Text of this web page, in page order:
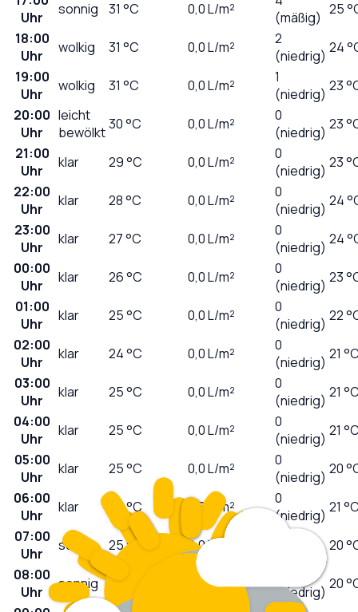
Uhr
sonnig 31 °C 0,0L/m²
(mäßig) 25
18:00
Uhr
wolkig 31 °C 0,0L/m²
2
(niedrig) 24
19:00
Uhr
wolkig 31 °C 0,0L/m²
1
(niedrig) 23
20:00
Uhr
leicht
bewölkt30°C 0,0L/m²
0
(niedrig) 23
21:00
Uhr
klar 29°C 0,0L/m²
0
(niedrig) 23
22:00
Uhr
klar 28°C 0,0L/m²
0
(niedrig) 24
23:00
Uhr
klar 27°C 0,0L/m²
0
(niedrig) 24
00:00
Uhr
klar 26°C 0,0L/m²
0
(niedrig) 23
01:00
Uhr
klar 25°C 0,0L/m²
0
(niedrig) 22
02:00
Uhr
klar 24°C 0,0L/m²
0
(niedrig) 21
03:00
Uhr
klar 25°C 0,0L/m²
0
(niedrig) 21
04:00
Uhr
klar 25°C 0,0L/m²
0
(niedrig) 21
05:00
Uhr
klar 25°C 0,0L/m²
0
(niedrig) 20
06:00
Uhr
klar 24°C 0,0 L/m²
0
(niedrig) 21
07:00
Uhr
sonnig 25°C 0,0L/m²
(niedrig)20
08:00
Uhr
sonnig 0,0L/m²
(niedrig) 20